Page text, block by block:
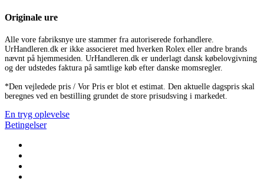
Originale ure
Alle vore fabriksnye ure stammer fra autoriserede forhandlere.
UrHandleren.dk er ikke associeret med hverken Rolex eller andre brands
nævnt på hjemmesiden. UrHandleren.dk er underlagt dansk købelovgivning
og der udstedes faktura på samtlige køb efter danske momsregler.
*Den vejledede pris / Vor Pris er blot et estimat. Den aktuelle dagspris skal
beregnes ved en bestilling grundet de store prisudsving i markedet.
En tryg oplevelse
Betingelser